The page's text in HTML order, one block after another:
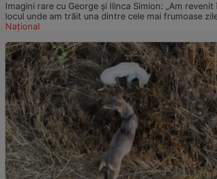
Imagini rare cu George și Ilinca Simion: „Am revenit
locul unde am trăit una dintre cele mai frumoase
Național